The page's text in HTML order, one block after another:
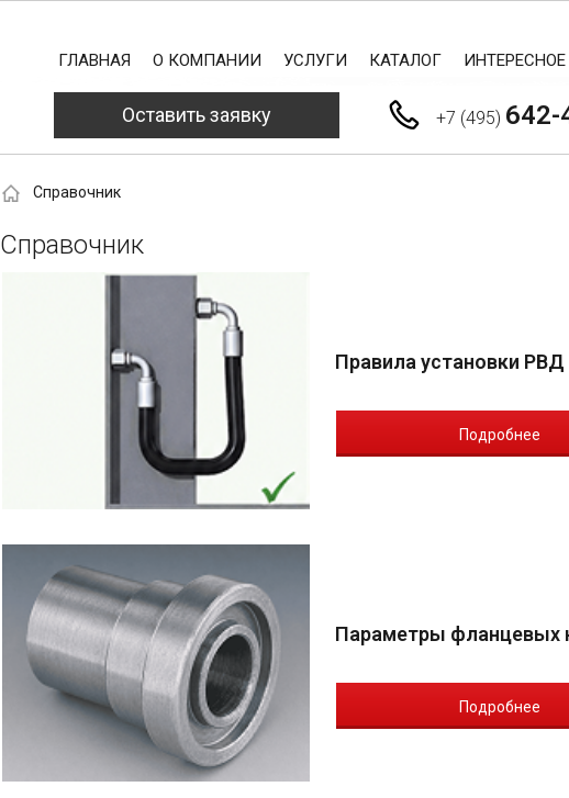
Оставить заявку +7 (495) 642-
ГЛАВНАЯ О КОМПАНИИ УСЛУГИ КАТАЛОГ ИНТЕРЕСНОЕ
Справочник
Справочник
Правила установки РВД
Подробнее
Параметры фланцевых
Подробнее